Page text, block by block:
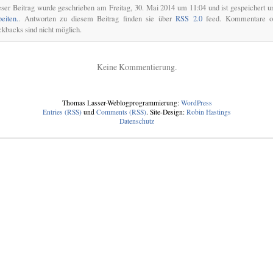
Beitrag wurde geschrieben am Freitag, 30. Mai 2014 um 11:04 und ist gespeichert
. Antworten zu diesem Beitrag finden sie über RSS 2.0feed. Kommentare
sind nicht möglich.
Keine Kommentierung.
Thomas Lasser-Weblogprogrammierung: WordPress
Entries (RSS) und Comments (RSS). Site-Design: Robin Hastings
Datenschutz